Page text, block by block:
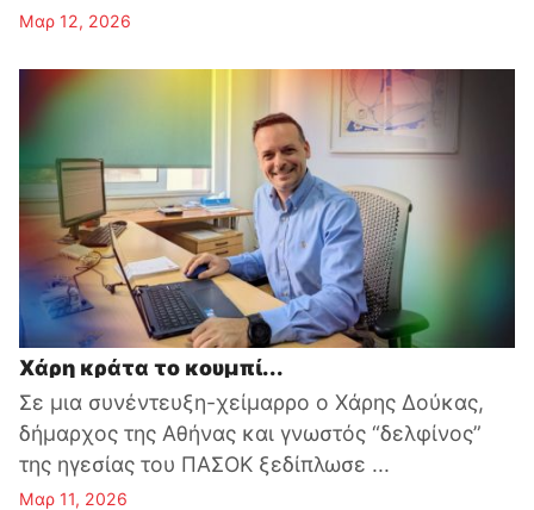
Μαρ 12, 2026
Χάρη κράτα το κουμπί...
Σε μια συνέντευξη-χείμαρρο ο Χάρης Δούκας,
δήμαρχος της Αθήνας και γνωστός “δελφίνος”
της ηγεσίας του ΠΑΣΟΚ ξεδίπλωσε ...
Μαρ 11, 2026